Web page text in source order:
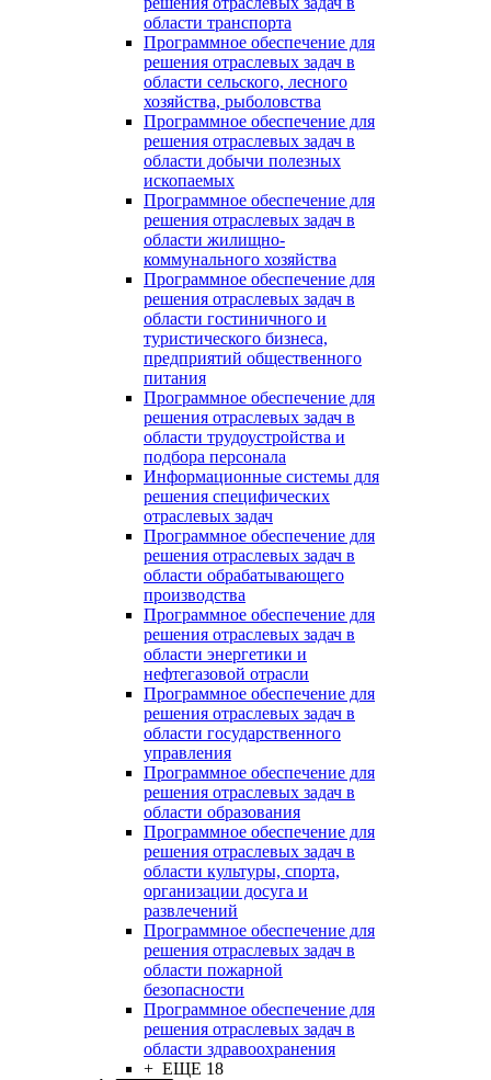
области транспорта
Программное обеспечение для
решения отраслевых задач в
области сельского, лесного
хозяйства, рыболовства
Программное обеспечение для
решения отраслевых задач в
области добычи полезных
ископаемых
Программное обеспечение для
решения отраслевых задач в
области жилищно-
коммунального хозяйства
Программное обеспечение для
решения отраслевых задач в
области гостиничного и
туристического бизнеса,
предприятий общественного
питания
Программное обеспечение для
решения отраслевых задач в
области трудоустройства и
подбора персонала
Информационные системы для
решения специфических
отраслевых задач
Программное обеспечение для
решения отраслевых задач в
области обрабатывающего
производства
Программное обеспечение для
решения отраслевых задач в
области энергетики и
нефтегазовой отрасли
Программное обеспечение для
решения отраслевых задач в
области государственного
управления
Программное обеспечение для
решения отраслевых задач в
области образования
Программное обеспечение для
решения отраслевых задач в
области культуры, спорта,
организации досуга и
развлечений
Программное обеспечение для
решения отраслевых задач в
области пожарной
безопасности
Программное обеспечение для
решения отраслевых задач в
области здравоохранения
+ ЕЩЕ 18